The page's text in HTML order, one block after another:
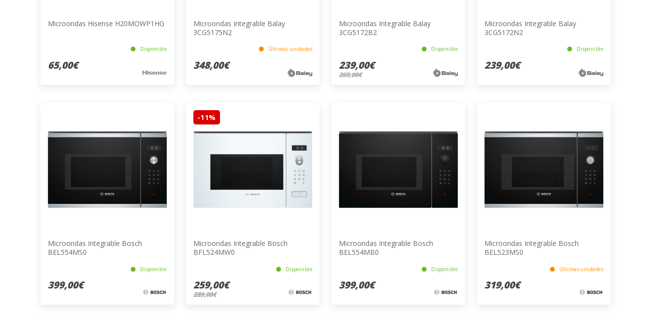
Microondas Hisense H20MOWP1HG
Disponible
65,00€
Microondas Integrable Balay
3CG5175N2
Últimas unidades
348,00€
Microondas Integrable Balay
3CG5172B2
Disponible
239,00€
269,00€
Microondas Integrable Balay
3CG5172N2
Disponible
239,00€
Microondas Integrable Bosch
BEL554MS0
Disponible
399,00€
-11%
Microondas Integrable Bosch
BFL524MW0
Disponible
259,00€
289,00€
Microondas Integrable Bosch
BEL554MB0
Disponible
399,00€
Microondas Integrable Bosch
BEL523MS0
Últimas unidades
319,00€